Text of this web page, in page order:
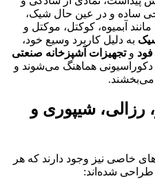
ساده و در عین حال شیک،
آبمیوه، کوکتل، موکتل و
به دلیل کاربرد وسیع خود،
وتجهیزات آشپزخانه صنعتی
دکوراسیونی هماهنگ می‌شوند و
رزالی، شیپوری و
خاصی نیز وجود دارند که هر
شده‌اند: